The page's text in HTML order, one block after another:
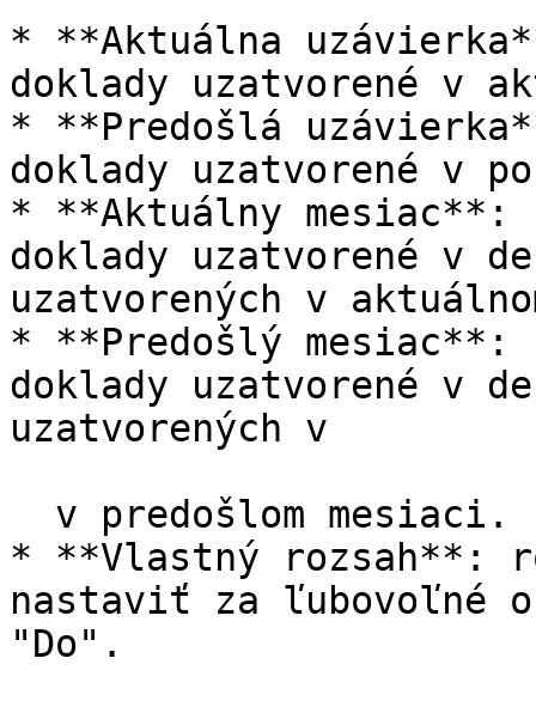
* **Aktuálna
doklady uzatvorené v
* **Predošlá
doklady uzatvorené v
* **Aktuálny
doklady uzatvorené v
uzatvorených v
* **Predošlý
doklady uzatvorené v
uzatvorených v
* **Vlastný rozsah**:
nastaviť za ľubovoľné
"Do".